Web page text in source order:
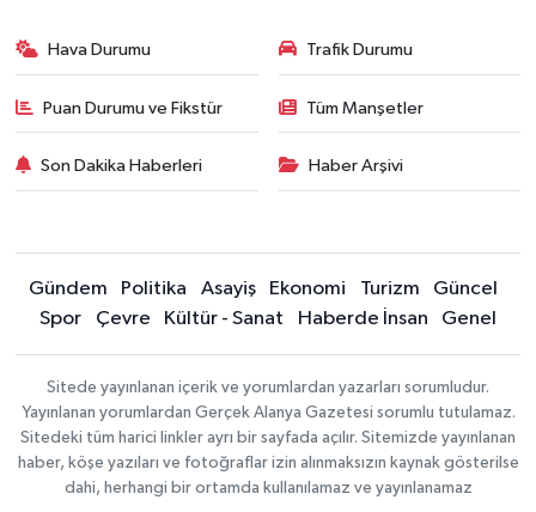
Hava Durumu Trafik Durumu
Puan Durumu ve Fikstür Tüm Manşetler
Son Dakika Haberleri Haber Arşivi
Gündem Politika Asayiş Ekonomi Turizm
Güncel
Spor
Çevre Kültür - Sanat Haberde İnsan Genel
Sitede yayınlanan içerik ve yorumlardan yazarları sorumludur.
Yayınlanan yorumlardan Gerçek Alanya Gazetesi sorumlu tutulamaz.
Sitedeki tüm harici linkler ayrı bir sayfada açılır. Sitemizde yayınlanan
haber, köşe yazıları ve fotoğraflar izin alınmaksızın kaynak gösterilse
dahi, herhangi bir ortamda kullanılamaz ve yayınlanamaz